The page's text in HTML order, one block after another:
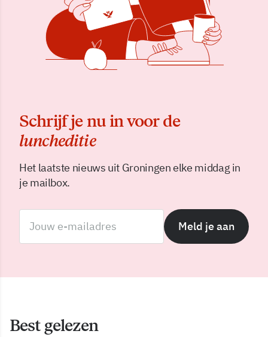
Schrijf je nu in voor de
luncheditie
Het laatste nieuws uit Groningen elke middag in
je mailbox.
Meld je aan
Best gelezen